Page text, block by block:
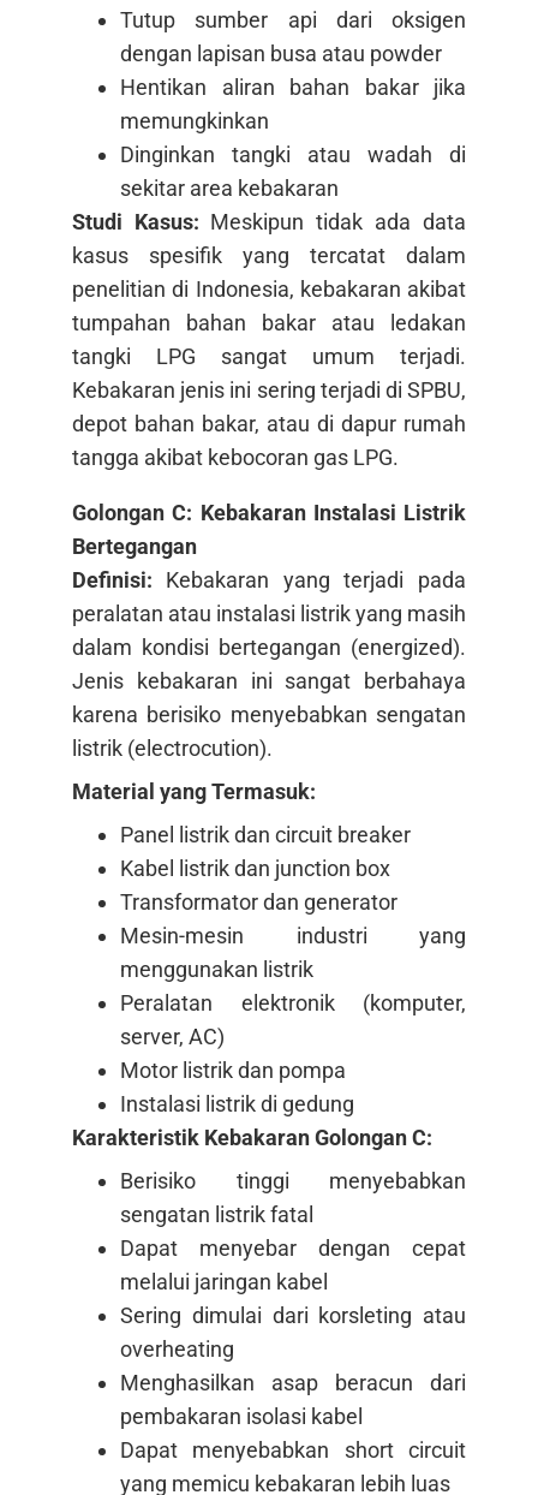
Tutup sumber api dari oksigen
dengan lapisan busa atau powder
Hentikan aliran bahan bakar jika
memungkinkan
Dinginkan tangki atau wadah di
sekitar area kebakaran
Studi Kasus: Meskipun tidak ada data
kasus spesifik yang tercatat dalam
penelitian di Indonesia, kebakaran akibat
tumpahan bahan bakar atau ledakan
tangki LPG sangat umum terjadi.
Kebakaran jenis ini sering terjadi di SPBU,
depot bahan bakar, atau di dapur rumah
tangga akibat kebocoran gas LPG.
Golongan C: Kebakaran Instalasi Listrik
Bertegangan
Definisi: Kebakaran yang terjadi pada
peralatan atau instalasi listrik yang masih
dalam kondisi bertegangan (energized).
Jenis kebakaran ini sangat berbahaya
karena berisiko menyebabkan sengatan
listrik (electrocution).
Material yang Termasuk:
Panel listrik dan circuit breaker
Kabel listrik dan junction box
Transformator dan generator
Mesin-mesin industri yang
menggunakan listrik
Peralatan elektronik (komputer,
server, AC)
Motor listrik dan pompa
Instalasi listrik di gedung
Karakteristik Kebakaran Golongan C:
Berisiko tinggi menyebabkan
sengatan listrik fatal
Dapat menyebar dengan cepat
melalui jaringan kabel
Sering dimulai dari korsleting atau
overheating
Menghasilkan asap beracun dari
pembakaran isolasi kabel
Dapat menyebabkan short circuit
yang memicu kebakaran lebih luas